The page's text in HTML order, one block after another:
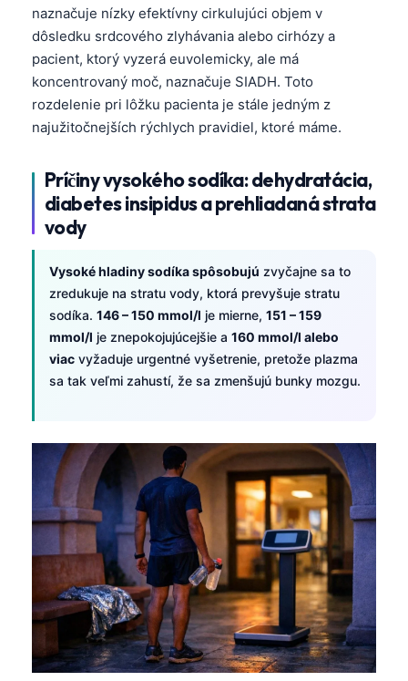
naznačuje nízky efektívny cirkulujúci objem v
dôsledku srdcového zlyhávania alebo cirhózy a
pacient, ktorý vyzerá euvolemicky, ale má
koncentrovaný moč, naznačuje SIADH. Toto
rozdelenie pri lôžku pacienta je stále jedným z
najužitočnejších rýchlych pravidiel, ktoré máme.
Príčiny vysokého sodíka: dehydratácia,
diabetes insipidus a prehliadaná strata
vody
Vysoké hladiny sodíka spôsobujú zvyčajne sa to
zredukuje na stratu vody, ktorá prevyšuje stratu
sodíka. 146 – 150 mmol/l je mierne, 151 – 159
mmol/l je znepokojujúcejšie a 160 mmol/l alebo
viac vyžaduje urgentné vyšetrenie, pretože plazma
sa tak veľmi zahustí, že sa zmenšujú bunky mozgu.